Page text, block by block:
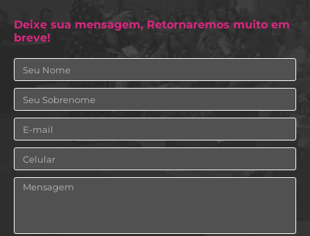
Deixe sua mensagem, Retornaremos muito em
breve!
Nome
Sobrenome
Email
Celular
Mensagem